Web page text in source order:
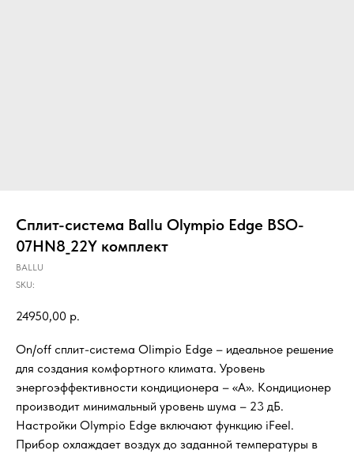
Сплит-система Ballu Olympio Edge BSO-
07HN8_22Y комплект
BALLU
SKU:
24950,00 р.
On/off сплит-система Olimpio Edge – идеальное решение
для создания комфортного климата. Уровень
энергоэффективности кондиционера – «А». Кондиционер
производит минимальный уровень шума – 23 дБ.
Настройки Olympio Edge включают функцию iFeel.
Прибор охлаждает воздух до заданной температуры в